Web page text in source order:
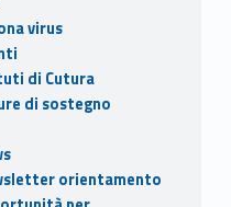
virus
di Cutura
di sostegno
orientamento